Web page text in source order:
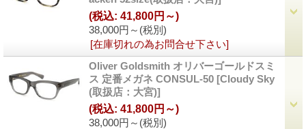
38,000円～ (税別)
(税込: 41,800円～)
[在庫切れの為お問合せ下さい]
Oliver Goldsmith オリバーゴールドスミ
ス 定番メガネ CONSUL-50 [Cloudy Sky
(取扱店：大宮)]
38,000円～ (税別)
(税込: 41,800円～)